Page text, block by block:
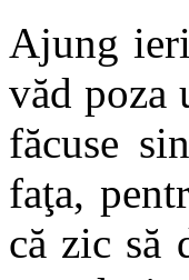
Ajung
văd poza
făcuse
faţa,
că zic să